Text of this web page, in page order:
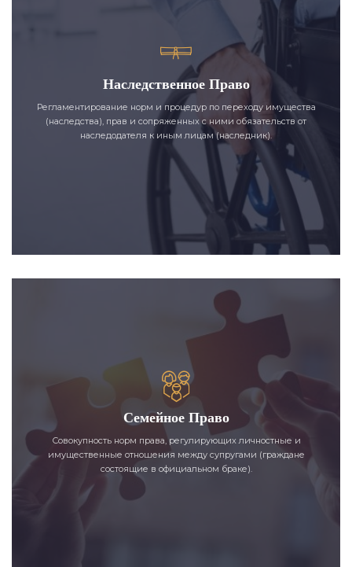
Наследственное Право
Регламентирование норм и процедур по переходу имущества
(наследства), прав и сопряженных с ними обязательств от
наследодателя к иным лицам (наследник).
Семейное Право
Совокупность норм права, регулирующих личностные и
имущественные отношения между супругами (граждане
состоящие в официальном браке).